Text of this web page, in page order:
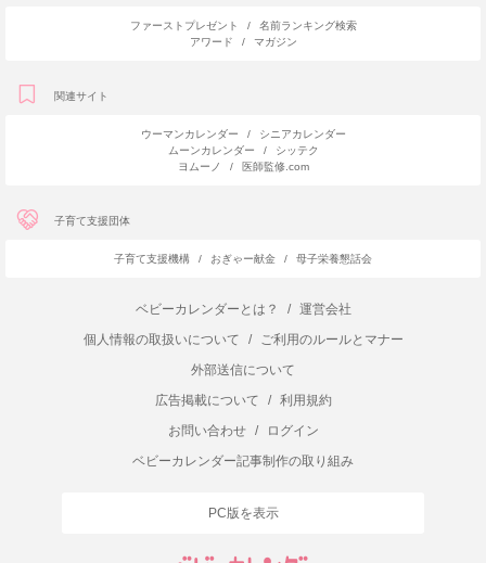
ファーストプレゼント /
名前ランキング検索
アワード
/ マガジン
関連サイト
ウーマンカレンダー /
シニアカレンダー
ムーンカレンダー
/
シッテク
ヨムーノ
/ 医師監修.com
子育て支援団体
子育て支援機構 / おぎゃー献金 / 母子栄養懇話会
ベビーカレンダーとは？ /
運営会社
個人情報の取扱いについて
/
ご利用のルールとマナー
外部送信について
広告掲載について
/
利用規約
お問い合わせ
/
ログイン
ベビーカレンダー記事制作の取り組み
PC版を表示